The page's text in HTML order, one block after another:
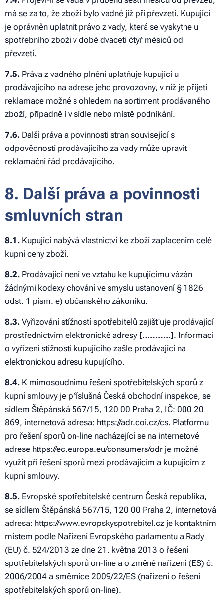
má se za to, že zboží bylo vadné již při převzetí. Kupující
je oprávněn uplatnit právo z vady, která se vyskytne u
spotřebního zboží v době dvaceti čtyř měsíců od
převzetí.
7.5. Práva z vadného plnění uplatňuje kupující u
prodávajícího na adrese jeho provozovny, v níž je přijetí
reklamace možné s ohledem na sortiment prodávaného
zboží, případně i v sídle nebo místě podnikání.
7.6. Další práva a povinnosti stran související s
odpovědností prodávajícího za vady může upravit
reklamační řád prodávajícího.
8. Další práva a povinnosti
smluvních stran
8.1. Kupující nabývá vlastnictví ke zboží zaplacením celé
kupní ceny zboží.
8.2. Prodávající není ve vztahu ke kupujícímu vázán
žádnými kodexy chování ve smyslu ustanovení § 1826
odst. 1 písm. e) občanského zákoníku.
8.3. Vyřizování stížností spotřebitelů zajišťuje prodávající
prostřednictvím elektronické adresy [………..]. Informaci
o vyřízení stížnosti kupujícího zašle prodávající na
elektronickou adresu kupujícího.
8.4. K mimosoudnímu řešení spotřebitelských sporů z
kupní smlouvy je příslušná Česká obchodní inspekce, se
sídlem Štěpánská 567/15, 120 00 Praha 2, IČ: 000 20
869, internetová adresa: https://adr.coi.cz/cs. Platformu
pro řešení sporů on-line nacházející se na internetové
adrese https://ec.europa.eu/consumers/odr je možné
využít při řešení sporů mezi prodávajícím a kupujícím z
kupní smlouvy.
8.5. Evropské spotřebitelské centrum Česká republika,
se sídlem Štěpánská 567/15, 120 00 Praha 2, internetová
adresa: https://www.evropskyspotrebitel.cz je kontaktním
místem podle Nařízení Evropského parlamentu a Rady
(EU) č. 524/2013 ze dne 21. května 2013 o řešení
spotřebitelských sporů on-line a o změně nařízení (ES) č.
2006/2004 a směrnice 2009/22/ES (nařízení o řešení
spotřebitelských sporů on-line).